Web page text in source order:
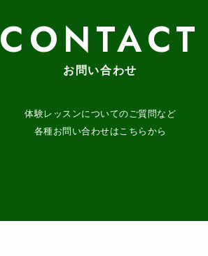
CONTACT
お問い合わせ
体験レッスンについてのご質問など
各種お問い合わせはこちらから